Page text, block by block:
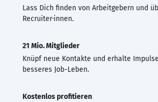
Lass Dich finden von Arbeitgebern und
Recruiter·innen.
21 Mio. Mitglieder
Knüpf neue Kontakte und erhalte
besseres Job-Leben.
Kostenlos profitieren